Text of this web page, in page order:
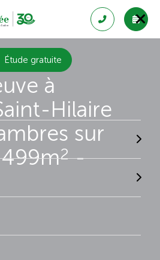
Étude gratuite
à
Hilaire
sur
2-